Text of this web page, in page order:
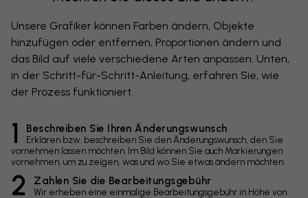
Unsere Grafiker können Farben ändern, Objekte
hinzufügen oder entfernen, Proportionen ändern und
das Bild auf viele verschiedene Arten anpassen. Unten,
in der Schritt-für-Schritt-Anleitung, erfahren Sie, wie
der Prozess funktioniert.
1 Beschreiben Sie Ihren Änderungswunsch
Erklären bzw. beschreiben Sie den Änderungswunsch, den Sie
vornehmen lassen möchten. Im Bild können Sie auch Markierungen
vornehmen, um zu zeigen, was und wo Sie etwas ändern möchten.
2 Zahlen Sie die Bearbeitungsgebühr
Wir erheben eine einmalige Bearbeitungsgebühr in Höhe von